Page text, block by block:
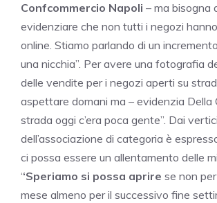
Confcommercio Napoli – ma bisogna
evidenziare che non tutti i negozi
online. Stiamo parlando di un
una nicchia”. Per avere una fotografia
delle vendite per i negozi aperti su
aspettare domani ma – evidenzia Della
strada oggi c’era poca gente”. Dai vertici
dell’associazione di categoria è
ci possa essere un allentamento delle
‘‘Speriamo si possa aprire se non
mese almeno per il successivo fine